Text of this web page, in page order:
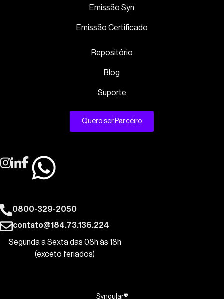
Emissão Syn
Emissão Certificado
Repositório
Blog
Suporte
Quero ser Parceiro
0800-329-2050
contato@184.73.136.224
Segunda a Sexta das 08h às 18h
(exceto feriados)
Syngular®